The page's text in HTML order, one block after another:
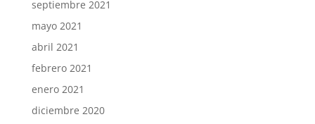
septiembre 2021
mayo 2021
abril 2021
febrero 2021
enero 2021
diciembre 2020